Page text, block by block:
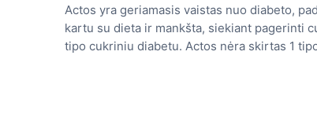
Actos yra geriamasis vaistas nuo diabeto,
kartu su dieta ir mankšta, siekiant pagerinti
tipo cukriniu diabetu. Actos nėra skirtas 1